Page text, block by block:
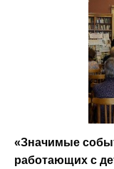
«Значимые
работающих с